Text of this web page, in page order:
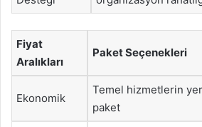
Fiyat
Aralıkları
Paket Seçenekleri
Ekonomik
Temel hizmetlerin yer
paket